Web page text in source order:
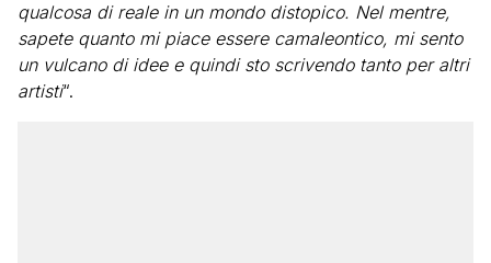
qualcosa di reale in un mondo distopico. Nel mentre,
sapete quanto mi piace essere camaleontico, mi sento
un vulcano di idee e quindi sto scrivendo tanto per altri
artisti“.